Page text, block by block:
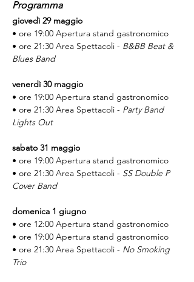
Programma
giovedì 29 maggio
• ore 19:00 Apertura stand gastronomico
• ore 21:30 Area Spettacoli - B&BB Beat &
Blues Band
venerdì 30 maggio
• ore 19:00 Apertura stand gastronomico
• ore 21:30 Area Spettacoli - Party Band
Lights Out
sabato 31 maggio
• ore 19:00 Apertura stand gastronomico
• ore 21:30 Area Spettacoli - SS Double P
Cover Band
domenica 1 giugno
• ore 12:00 Apertura stand gastronomico
• ore 19:00 Apertura stand gastronomico
• ore 21:30 Area Spettacoli - No Smoking
Trio